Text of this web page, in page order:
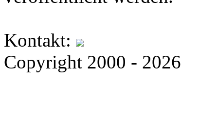
Kontakt:
Copyright 2000 - 2026